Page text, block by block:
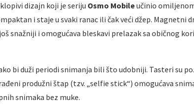
dizajn koji je seriju Osmo Mobileučinio
i staje u svaki ranac ili čak veći džep. Magnetni
snažniji i omogućava bleskavi prelazak sa običnog
bi duži periodi snimanja bili što udobniji. Tasteri su
produžni štap (tzv. „selfie stick“) omogućava
snimaka bez muke.